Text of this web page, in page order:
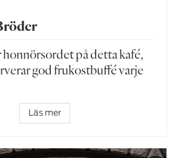
på detta kafé,
god frukostbuffé varje
Läs mer